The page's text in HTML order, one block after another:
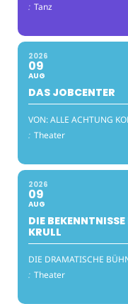
: Tanz
2026
09
AUG
DAS JOBCENTER
VON: ALLE ACHTUNG
: Theater
2026
09
AUG
DIE
KRULL
DIE DRAMATISCHE
: Theater